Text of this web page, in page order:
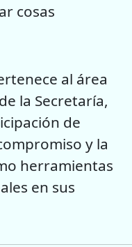
cosas
al área
la Secretaría,
de
y la
herramientas
en sus